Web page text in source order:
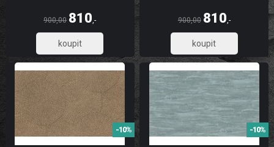
900,00 810,-
669,42
900,00 810,-
669,42
-10% -10%